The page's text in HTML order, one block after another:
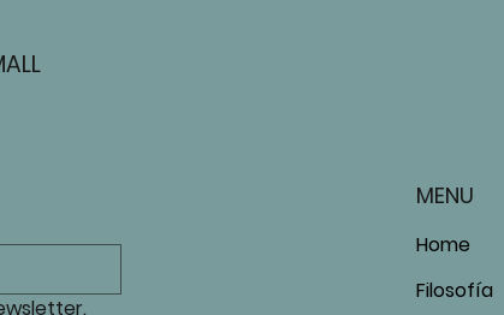
MENU
Home
Filosofía